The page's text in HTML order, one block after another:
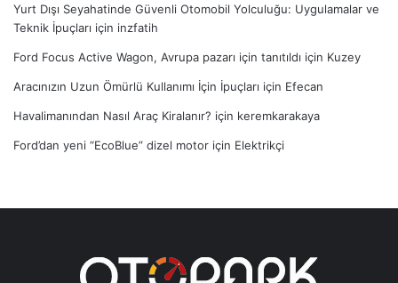
Yurt Dışı Seyahatinde Güvenli Otomobil Yolculuğu: Uygulamalar ve
Teknik İpuçları için inzfatih
Ford Focus Active Wagon, Avrupa pazarı için tanıtıldı için Kuzey
Aracınızın Uzun Ömürlü Kullanımı İçin İpuçları için Efecan
Havalimanından Nasıl Araç Kiralanır? için keremkarakaya
Ford’dan yeni “EcoBlue” dizel motor için Elektrikçi